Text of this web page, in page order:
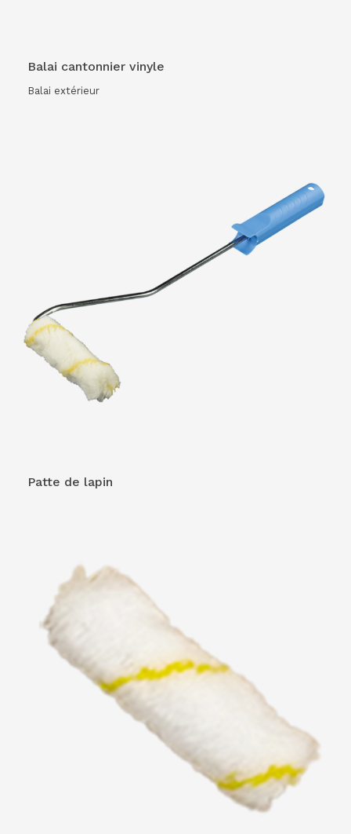
Balai cantonnier vinyle
Balai extérieur
Patte de lapin
VOIR LE PRODUIT